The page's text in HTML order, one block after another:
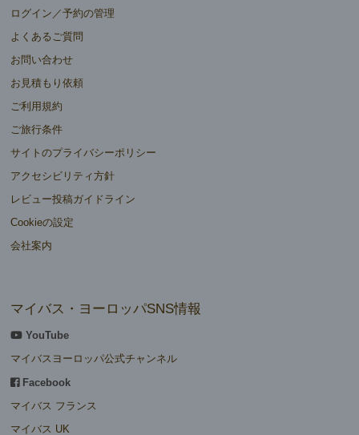
ログイン／予約の管理
よくあるご質問
お問い合わせ
お見積もり依頼
ご利用規約
ご旅行条件
サイトのプライバシーポリシー
アクセシビリティ方針
レビュー投稿ガイドライン
Cookieの設定
会社案内
マイバス・ヨーロッパSNS情報
YouTube
マイバスヨーロッパ公式チャンネル
Facebook
マイバス フランス
マイバス UK